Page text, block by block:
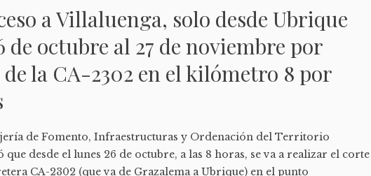
a Villaluenga, solo desde Ubrique
de octubre al 27 de noviembre por
la CA-2302 en el kilómetro 8 por
de Fomento, Infraestructuras y Ordenación del Territorio
que desde el lunes 26 de octubre, a las 8 horas, se va a realizar el corte
CA-2302 (que va de Grazalema a Ubrique) en el punto